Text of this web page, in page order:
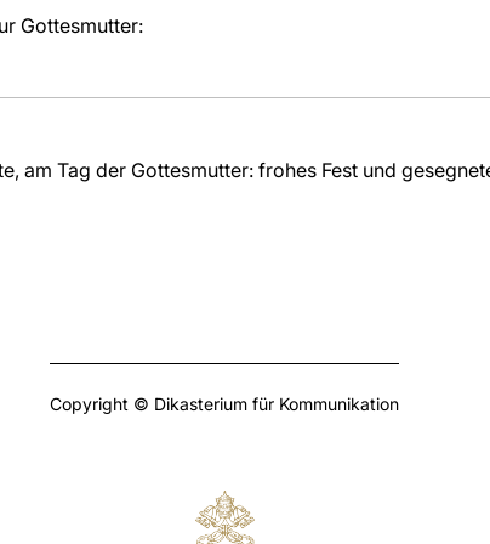
Gottesmutter:
am Tag der Gottesmutter: frohes Fest und
Copyright © Dikasterium für Kommunikation